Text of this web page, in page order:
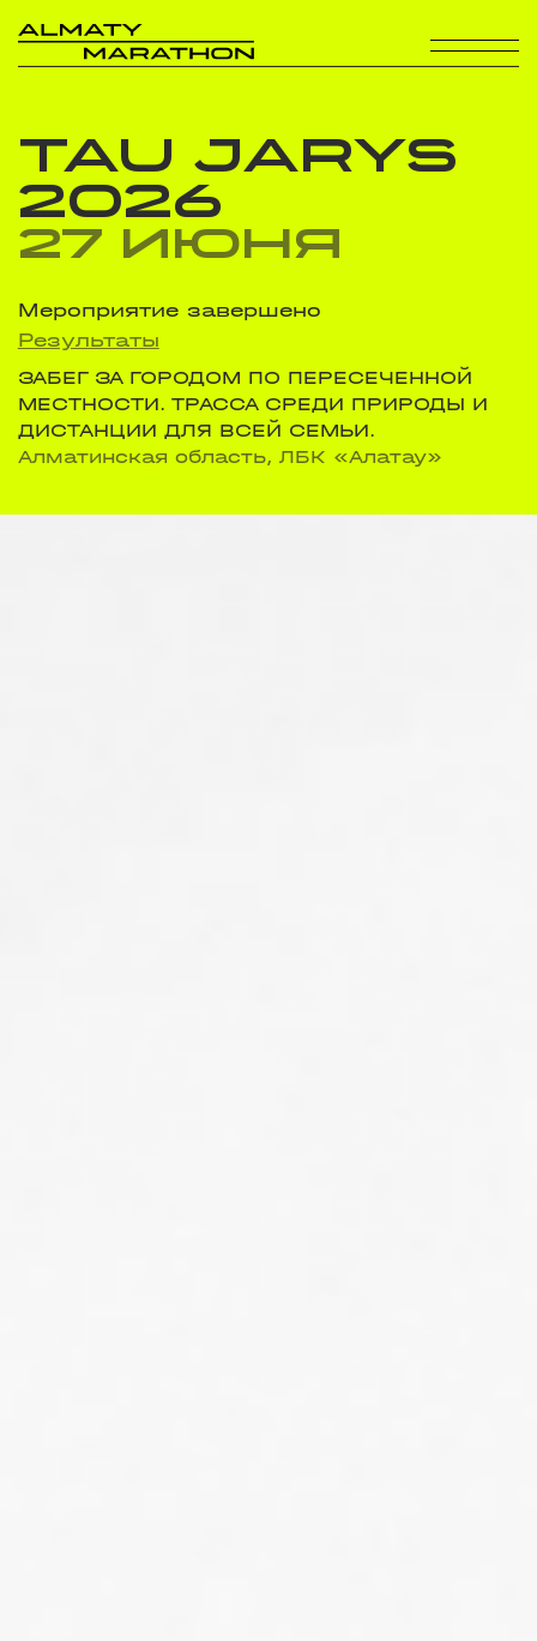
TAU JARYS
2026
27 ИЮНЯ
Мероприятие завершено
Результаты
ЗАБЕГ ЗА ГОРОДОМ ПО ПЕРЕСЕЧЕННОЙ
МЕСТНОСТИ. ТРАССА СРЕДИ ПРИРОДЫ И
ДИСТАНЦИИ ДЛЯ ВСЕЙ СЕМЬИ.
Алматинская область, ЛБК «Алатау»